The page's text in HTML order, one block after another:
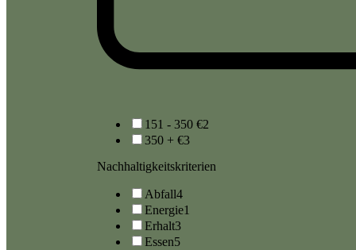
151 - 350 €2
350 + €3
Nachhaltigkeitskriterien
Abfall4
Energie1
Erhalt3
Essen5